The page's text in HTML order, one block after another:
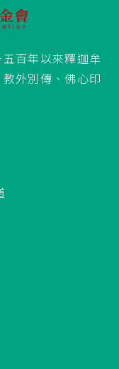
百年以來釋迦牟
外別傳、佛心印